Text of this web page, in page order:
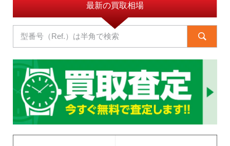
最新の買取相場